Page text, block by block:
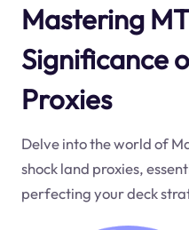
Mastering
Significance
Proxies
Delve into the world of
shock land proxies,
perfecting your deck